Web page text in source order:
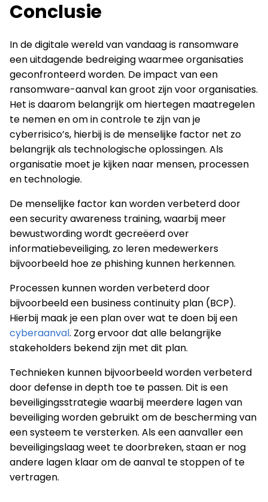
Conclusie
In de digitale wereld van vandaag is ransomware
een uitdagende bedreiging waarmee organisaties
geconfronteerd worden. De impact van een
ransomware-aanval kan groot zijn voor organisaties.
Het is daarom belangrijk om hiertegen maatregelen
te nemen en om in controle te zijn van je
cyberrisico’s, hierbij is de menselijke factor net zo
belangrijk als technologische oplossingen. Als
organisatie moet je kijken naar mensen, processen
en technologie.
De menselijke factor kan worden verbeterd door
een security awareness training, waarbij meer
bewustwording wordt gecreëerd over
informatiebeveiliging, zo leren medewerkers
bijvoorbeeld hoe ze phishing kunnen herkennen.
Processen kunnen worden verbeterd door
bijvoorbeeld een business continuity plan (BCP).
Hierbij maak je een plan over wat te doen bij een
cyberaanval. Zorg ervoor dat alle belangrijke
stakeholders bekend zijn met dit plan.
Technieken kunnen bijvoorbeeld worden verbeterd
door defense in depth toe te passen. Dit is een
beveiligingsstrategie waarbij meerdere lagen van
beveiliging worden gebruikt om de bescherming van
een systeem te versterken. Als een aanvaller een
beveiligingslaag weet te doorbreken, staan er nog
andere lagen klaar om de aanval te stoppen of te
vertragen.